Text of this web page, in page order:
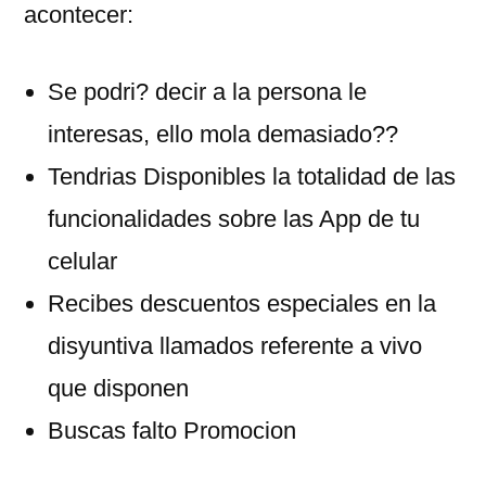
acontecer:
Se podri? decir a la persona le
interesas, ello mola demasiado??
Tendri­as Disponibles la totalidad de las
funcionalidades sobre las App de tu
celular
Recibes descuentos especiales en la
disyuntiva llamados referente a vivo
que disponen
Buscas falto Promocion